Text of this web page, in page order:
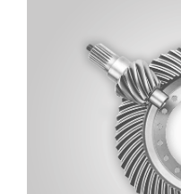
AYNA